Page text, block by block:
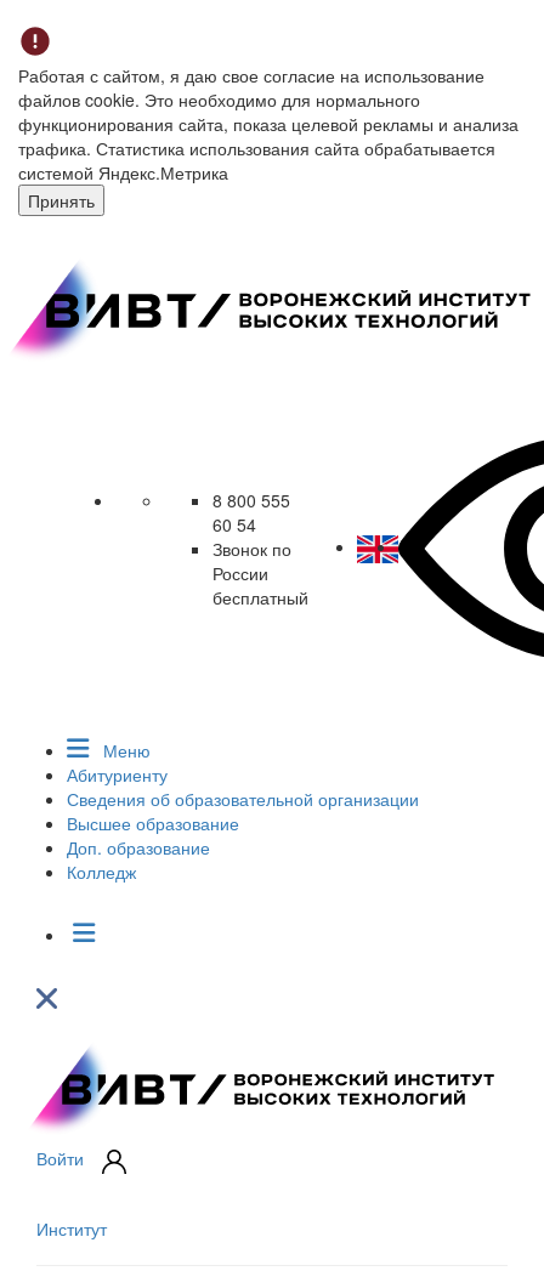
Работая с сайтом, я даю свое согласие на использование
файлов cookie. Это необходимо для нормального
функционирования сайта, показа целевой рекламы и анализа
трафика. Статистика использования сайта обрабатывается
системой Яндекс.Метрика
Принять
8 800 555
60 54
Звонок по
России
бесплатный
Меню
Абитуриенту
Сведения об образовательной организации
Высшее образование
Доп. образование
Колледж
Войти
Институт